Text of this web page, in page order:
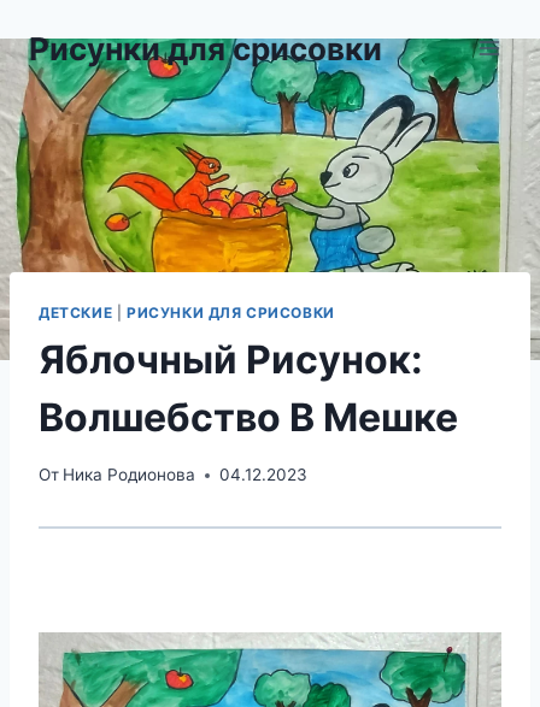
содержимому
Рисунки для срисовки
ДЕТСКИЕ РИСУНКИ ДЛЯ СРИСОВКИ
Яблочный Рисунок:
Волшебство В Мешке
От Ника Родионова 04.12.2023